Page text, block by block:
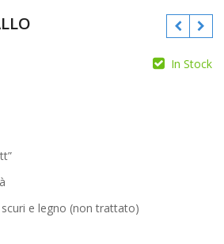
In Stock
e legno (non trattato)